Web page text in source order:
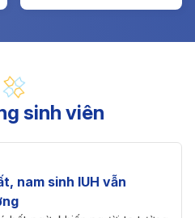
sinh viên
nam sinh IUH vẫn